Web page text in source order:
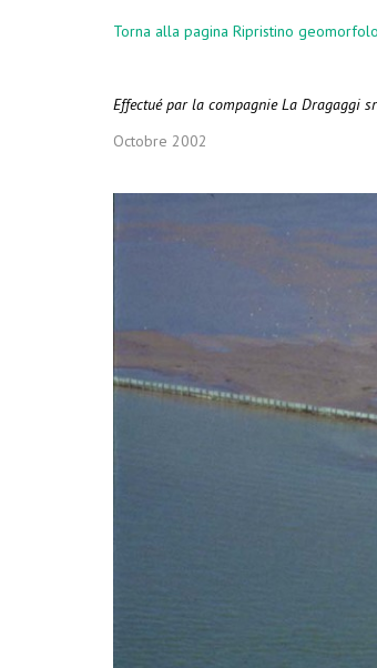
Torna alla pagina Ripristino
Effectué par la compagnie La Dragaggi
Octobre 2002